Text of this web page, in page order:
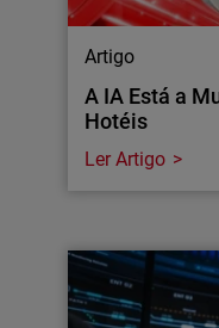
Artigo
A IA Está a
Hotéis
Ler Artigo